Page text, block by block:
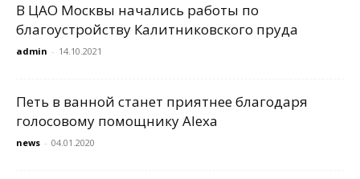
В ЦАО Москвы начались работы по
благоустройству Калитниковского пруда
admin - 14.10.2021
Петь в ванной станет приятнее благодаря
голосовому помощнику Alexa
news - 04.01.2020